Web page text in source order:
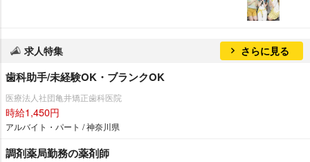
求人特集 さらに見る
歯科助手/未経験OK・ブランクOK
医療法人社団亀井矯正歯科医院
時給1,450円
アルバイト・パート / 神奈川県
調剤薬局勤務の薬剤師